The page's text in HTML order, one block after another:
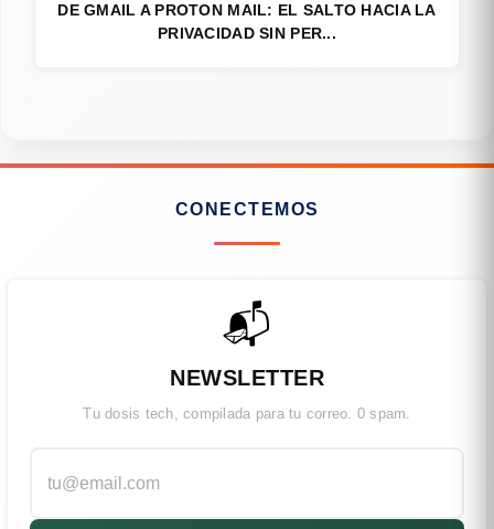
DE GMAIL A PROTON MAIL: EL SALTO HACIA LA
PRIVACIDAD SIN PER...
CONECTEMOS
📬
NEWSLETTER
Tu dosis tech, compilada para tu correo. 0 spam.